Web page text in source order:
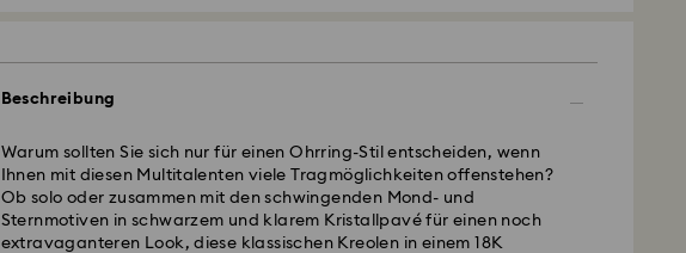
Beschreibung
Warum sollten Sie sich nur für einen Ohrring-Stil entscheiden, wenn
Ihnen mit diesen Multitalenten viele Tragmöglichkeiten offenstehen?
Ob solo oder zusammen mit den schwingenden Mond- und
Sternmotiven in schwarzem und klarem Kristallpavé für einen noch
extravaganteren Look, diese klassischen Kreolen in einem 18K
eingehen, werden am gleichen Werktag bearbeitet und versendet.
Lieferzeit bei Standardversand: 2-3 Arbeitstage nach Bearbeitung
und Versand
Standard Versandkosten: EUR 6.95
Kostenloser Standardversand bei einem Einkauf über: EUR 99